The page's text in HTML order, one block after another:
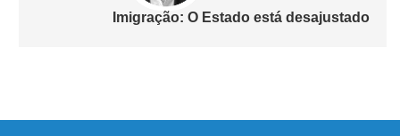
Imigração: O Estado está desajustado